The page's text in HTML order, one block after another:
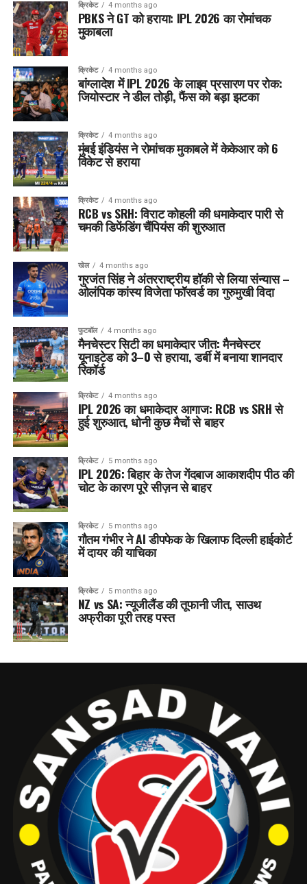
क्रिकेट 4 months ago
PBKS ने GT को हराया: IPL 2026 का रोमांचक
मुकाबला
क्रिकेट 4 months ago
बांग्लादेश में IPL 2026 के लाइव प्रसारण पर रोक:
जियोस्टार ने डील तोड़ी, फैंस को बड़ा झटका
क्रिकेट 4 months ago
मुंबई इंडियंस ने रोमांचक मुकाबले में केकेआर को 6
विकेट से हराया
क्रिकेट 4 months ago
RCB vs SRH: विराट कोहली की धमाकेदार पारी से
चमकी डिफेंडिंग चैंपियंस की शुरुआत
खेल 4 months ago
गुरजंत सिंह ने अंतरराष्ट्रीय हॉकी से लिया संन्यास –
ओलंपिक कांस्य विजेता फॉरवर्ड का गुरुमुखी विदा
फुटबॉल 4 months ago
मैनचेस्टर सिटी का धमाकेदार जीत: मैनचेस्टर
यूनाइटेड को 3–0 से हराया, डर्बी में बनाया शानदार
रिकॉर्ड
क्रिकेट 4 months ago
IPL 2026 का धमाकेदार आगाज: RCB vs SRH से
हुई शुरुआत, धोनी कुछ मैचों से बाहर
क्रिकेट 5 months ago
IPL 2026: बिहार के तेज गेंदबाज आकाशदीप पीठ की
चोट के कारण पूरे सीज़न से बाहर
क्रिकेट 5 months ago
गौतम गंभीर ने AI डीपफेक के खिलाफ दिल्ली हाईकोर्ट
में दायर की याचिका
क्रिकेट 5 months ago
NZ vs SA: न्यूजीलैंड की तूफानी जीत, साउथ
अफ्रीका पूरी तरह पस्त